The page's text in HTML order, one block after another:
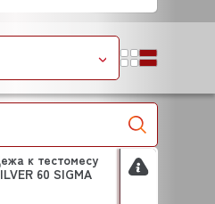
к тестомесу
60 SIGMA